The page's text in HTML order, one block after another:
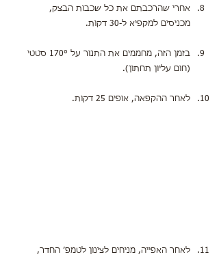
אחרי שהרכבתם את כל שכבות הבצק,
מכניסים למקפיא ל-30 דקות.
בזמן הזה, מחממים את התנור על 170° סטטי
(חום עליון תחתון).
לאחר ההקפאה, אופים 25 דקות.
לאחר האפייה, מניחים לצינון לטמפ׳ החדר,